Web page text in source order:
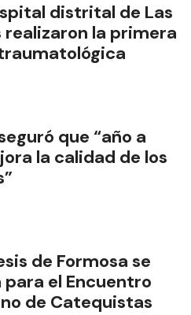
distrital de Las
realizaron la primera
que “año a
la calidad de los
de Formosa se
el Encuentro
de Catequistas